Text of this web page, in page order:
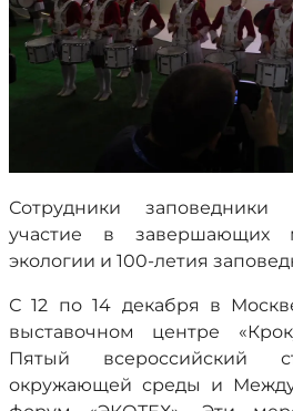
Сотрудники заповедники
участие в завершающих
экологии и 100-летия
С 12 по 14 декабря в
выставочном центре
Пятый всероссийский
окружающей среды и